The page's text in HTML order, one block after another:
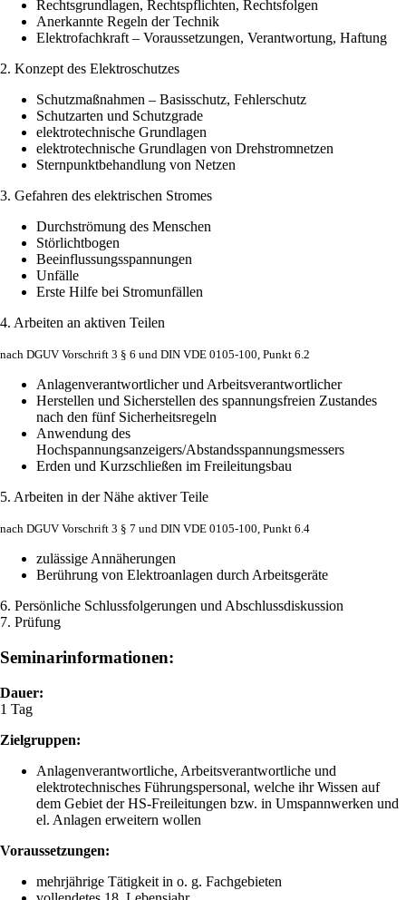
Rechtsgrundlagen, Rechtspflichten, Rechtsfolgen
Anerkannte Regeln der Technik
Elektrofachkraft – Voraussetzungen, Verantwortung, Haftung
2. Konzept des Elektroschutzes
Schutzmaßnahmen – Basisschutz, Fehlerschutz
Schutzarten und Schutzgrade
elektrotechnische Grundlagen
elektrotechnische Grundlagen von Drehstromnetzen
Sternpunktbehandlung von Netzen
3. Gefahren des elektrischen Stromes
Durchströmung des Menschen
Störlichtbogen
Beeinflussungsspannungen
Unfälle
Erste Hilfe bei Stromunfällen
4. Arbeiten an aktiven Teilen
nach DGUV Vorschrift 3 § 6 und DIN VDE 0105-100, Punkt 6.2
Anlagenverantwortlicher und Arbeitsverantwortlicher
Herstellen und Sicherstellen des spannungsfreien Zustandes
nach den fünf Sicherheitsregeln
Anwendung des
Hochspannungsanzeigers/Abstandsspannungsmessers
Erden und Kurzschließen im Freileitungsbau
5. Arbeiten in der Nähe aktiver Teile
nach DGUV Vorschrift 3 § 7 und DIN VDE 0105-100, Punkt 6.4
zulässige Annäherungen
Berührung von Elektroanlagen durch Arbeitsgeräte
6. Persönliche Schlussfolgerungen und Abschlussdiskussion
7. Prüfung
Seminarinformationen:
Dauer:
1 Tag
Zielgruppen:
Anlagenverantwortliche, Arbeitsverantwortliche und
elektrotechnisches Führungspersonal, welche ihr Wissen auf
dem Gebiet der HS-Freileitungen bzw. in Umspannwerken und
el. Anlagen erweitern wollen
Voraussetzungen:
mehrjährige Tätigkeit in o. g. Fachgebieten